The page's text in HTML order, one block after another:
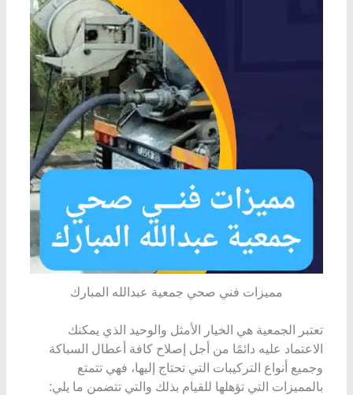
مميزات فني صحي جمعية عبدالله المبارك
تعتبر الجمعية هي الخيار الأمثل والوحيد الذي يمكنك
الاعتماد عليه دائمًا من أجل إصلاح كافة أعطال السباكة
وجميع أنواع التركيبات التي تحتاج إليها، فهي تتمتع
بالمميزات التي تؤهلها للقيام بذلك والتي تتضمن ما يلي: